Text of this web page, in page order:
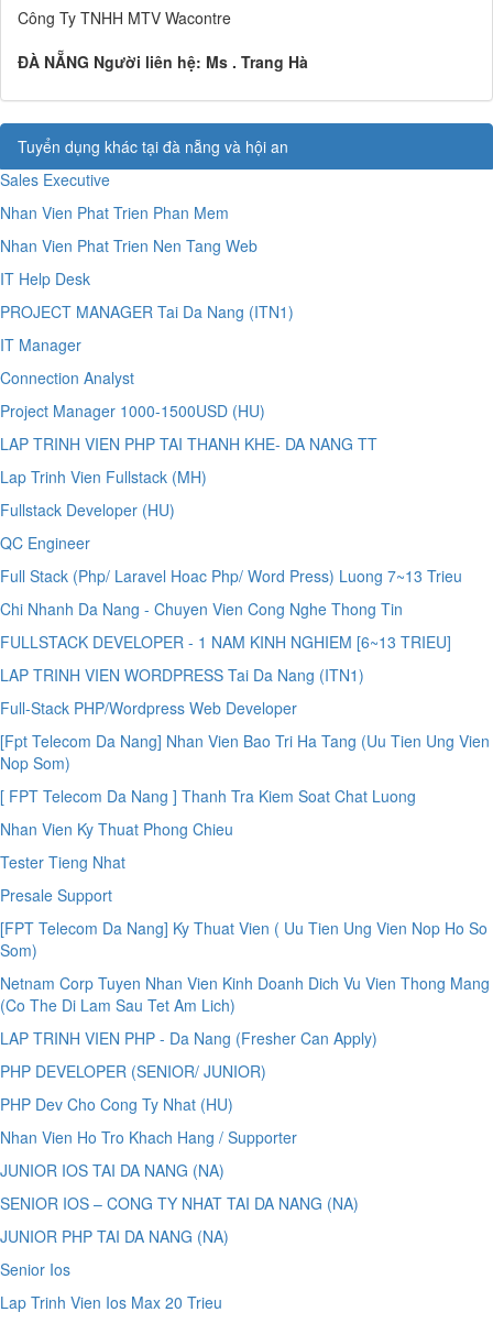
Công Ty TNHH MTV Wacontre
ĐÀ NẴNG Người liên hệ: Ms . Trang Hà
Tuyển dụng khác tại đà nẵng và hội an
Sales Executive
Nhan Vien Phat Trien Phan Mem
Nhan Vien Phat Trien Nen Tang Web
IT Help Desk
PROJECT MANAGER Tai Da Nang (ITN1)
IT Manager
Connection Analyst
Project Manager 1000-1500USD (HU)
LAP TRINH VIEN PHP TAI THANH KHE- DA NANG TT
Lap Trinh Vien Fullstack (MH)
Fullstack Developer (HU)
QC Engineer
Full Stack (Php/ Laravel Hoac Php/ Word Press) Luong 7~13 Trieu
Chi Nhanh Da Nang - Chuyen Vien Cong Nghe Thong Tin
FULLSTACK DEVELOPER - 1 NAM KINH NGHIEM [6~13 TRIEU]
LAP TRINH VIEN WORDPRESS Tai Da Nang (ITN1)
Full-Stack PHP/Wordpress Web Developer
[Fpt Telecom Da Nang] Nhan Vien Bao Tri Ha Tang (Uu Tien Ung Vien
Nop Som)
[ FPT Telecom Da Nang ] Thanh Tra Kiem Soat Chat Luong
Nhan Vien Ky Thuat Phong Chieu
Tester Tieng Nhat
Presale Support
[FPT Telecom Da Nang] Ky Thuat Vien ( Uu Tien Ung Vien Nop Ho So
Som)
Netnam Corp Tuyen Nhan Vien Kinh Doanh Dich Vu Vien Thong Mang
(Co The Di Lam Sau Tet Am Lich)
LAP TRINH VIEN PHP - Da Nang (Fresher Can Apply)
PHP DEVELOPER (SENIOR/ JUNIOR)
PHP Dev Cho Cong Ty Nhat (HU)
Nhan Vien Ho Tro Khach Hang / Supporter
JUNIOR IOS TAI DA NANG (NA)
SENIOR IOS – CONG TY NHAT TAI DA NANG (NA)
JUNIOR PHP TAI DA NANG (NA)
Senior Ios
Lap Trinh Vien Ios Max 20 Trieu